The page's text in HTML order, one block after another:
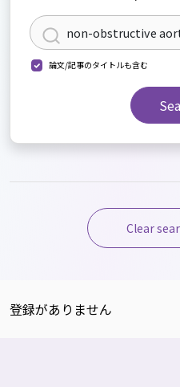
論文/記事のタイトルも含む
Clear
登録がありません